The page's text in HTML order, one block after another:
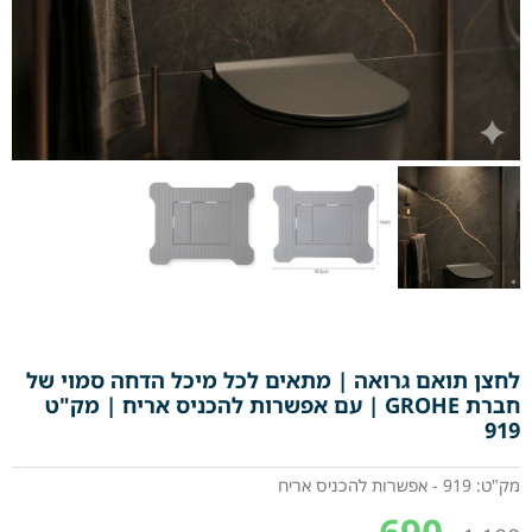
לחצן תואם גרואה | מתאים לכל מיכל הדחה סמוי של
חברת GROHE | עם אפשרות להכניס אריח | מק"ט
919
מק"ט: 919 - אפשרות להכניס אריח